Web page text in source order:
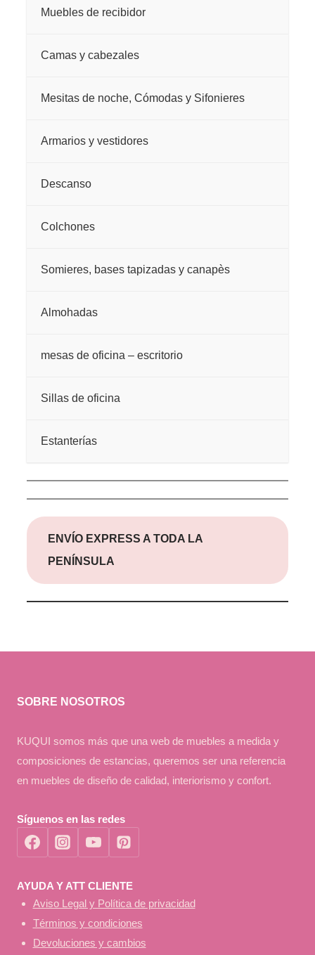
Muebles de recibidor
Camas y cabezales
Mesitas de noche, Cómodas y Sifonieres
Armarios y vestidores
Descanso
Colchones
Somieres, bases tapizadas y canapès
Almohadas
mesas de oficina – escritorio
Sillas de oficina
Estanterías
ENVÍO EXPRESS A TODA LA
PENÍNSULA
SOBRE NOSOTROS
KUQUI somos más que una web de muebles a medida y
composiciones de estancias, queremos ser una referencia
en muebles de diseño de calidad, interiorismo y confort.
Síguenos en las redes
AYUDA Y ATT CLIENTE
Aviso Legal y Política de privacidad
Términos y condiciones
Devoluciones y cambios